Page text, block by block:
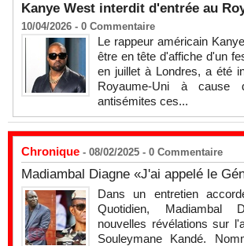
Kanye West interdit d'entrée au
10/04/2026 - 0 Commentaire
Le rappeur américain
être en tête d'affiche d'un
en juillet à Londres, a été
Royaume-Uni à cause
antisémites ces...
Chronique - 08/02/2025 - 0 Commentaire
Madiambal Diagne «J'ai appelé le
Dans un entretien
Quotidien, Madiambal
nouvelles révélations sur
Souleymane Kandé.